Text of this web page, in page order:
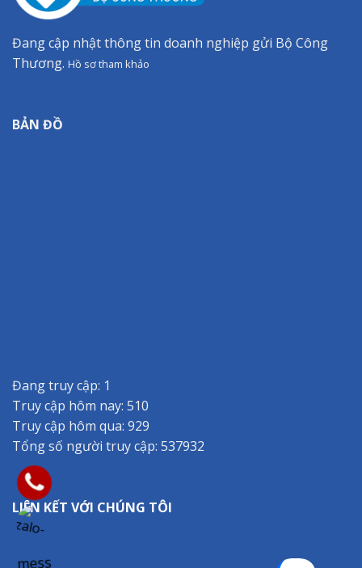
Đang cập nhật thông tin doanh nghiệp gửi Bộ Công
Thương. Hồ sơ tham khảo
BẢN ĐỒ
Đang truy cập: 1
Truy cập hôm nay: 510
Truy cập hôm qua: 929
Tổng số người truy cập: 537932
LIÊN KẾT VỚI CHÚNG TÔI